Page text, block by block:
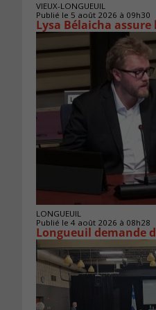
VIEUX-LONGUEUIL
Publié le 5 août 2026 à 09h30
Lysa Bélaicha
LONGUEUIL
Publié le 4 août 2026 à 08h28
Longueuil demande